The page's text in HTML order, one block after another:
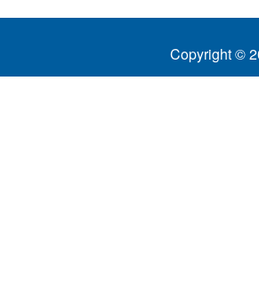
Copyright ©